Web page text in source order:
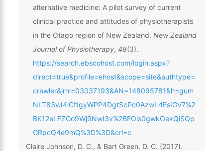
alternative medicine: A pilot survey of current
clinical practice and attitudes of physiotherapists
in the Otago region of New Zealand. New Zealand
Journal of Physiotherapy, 48(3).
https://search.ebscohost.com/login.aspx?
direct=true&profile=ehost&scope=site&authtype=
crawler&jrnl=03037193&AN=148095781&h=gum
NLT83vJ4lCftgyWPP4DgtScPc0AzwL4FsIGV7%2
BK12eLFZGo9Wj9NwI3v%2BFOls0gwkOekQiSQp
GRpcQ4e9mQ%3D%3D&crl=c
Claire Johnson, D. C., & Bart Green, D. C. (2017).